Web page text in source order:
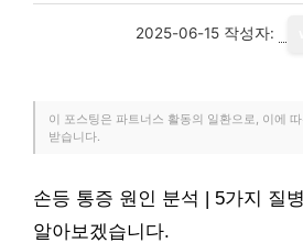
2025-06-15 작성자:
이 포스팅은 파트너스 활동의 일환으로, 이에
받습니다.
손등 통증 원인 분석 | 5가지 질
알아보겠습니다.